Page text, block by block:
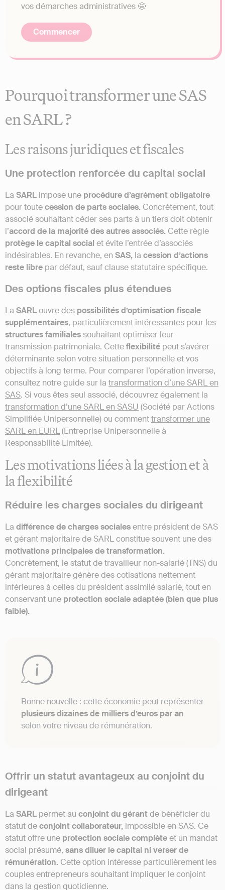
vos démarches administratives 🤩
Commencer
Pourquoi transformer une SAS
en SARL ?
Les raisons juridiques et fiscales
Une protection renforcée du capital social
La SARL impose une procédure d’agrément obligatoire
pour toutecession de parts sociales. Concrètement, tout
associé souhaitant céder ses parts à un tiers doit obtenir
l’accord de la majorité des autres associés. Cette règle
protège le capital social et évite l’entrée d’associés
indésirables. En revanche, en SAS, la cession d’actions
reste libre par défaut, sauf clause statutaire spécifique.
Des options fiscales plus étendues
La SARLouvre des possibilités d’optimisation fiscale
supplémentaires, particulièrement intéressantes pour les
structures familialessouhaitant optimiser leur
transmission patrimoniale. Cetteflexibilité peut s’avérer
déterminante selon votre situation personnelle et vos
objectifs à long terme. Pour comparer l’opération inverse,
consultez notre guide sur la transformation d’une SARL en
SAS. Si vous êtes seul associé, découvrez également la
transformation d’une SARL en SASU (Société par Actions
Simplifiée Unipersonnelle) ou commenttransformer une
SARL en EURL(Entreprise Unipersonnelle à
Responsabilité Limitée).
Les motivations liées à la gestion et à
la flexibilité
Réduire les charges sociales du dirigeant
La différence de charges socialesentre président de SAS
et gérant majoritaire de SARL constitue souvent une des
motivations principales de transformation.
Concrètement, le statut de travailleur non-salarié (TNS) du
gérant majoritaire génère des cotisations nettement
inférieures à celles du président assimilé salarié, tout en
conservant une protection sociale adaptée (bien que plus
faible).
Bonne nouvelle : cette économie peut représenter
plusieurs dizaines de milliers d’euros par an
selon votre niveau de rémunération.
Offrir un statut avantageux au conjoint du
dirigeant
La SARL permet au conjoint du gérantde bénéficier du
statut deconjoint collaborateur, impossible en SAS. Ce
statut offre une protection sociale complèteet un mandat
social présumé, sans diluer le capital ni verser de
rémunération. Cette option intéresse particulièrement les
couples entrepreneurs souhaitant impliquer le conjoint
dans la gestion quotidienne.